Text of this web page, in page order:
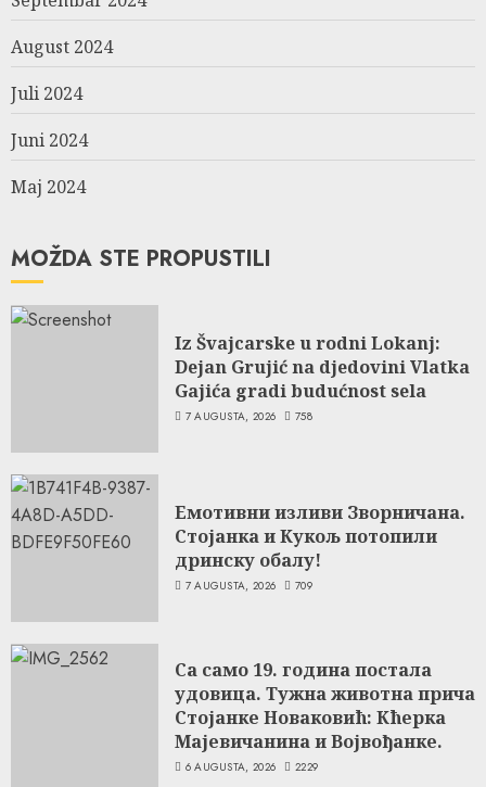
August 2024
Juli 2024
Juni 2024
Maj 2024
MOŽDA STE PROPUSTILI
Iz Švajcarske u rodni Lokanj:
Dejan Grujić na djedovini Vlatka
Gajića gradi budućnost sela
7 AUGUSTA, 2026 758
Емотивни изливи Зворничана.
Стојанка и Кукољ потопили
дринску обалу!
7 AUGUSTA, 2026 709
Са само 19. година постала
удовица. Тужна животна прича
Стојанке Новаковић: Кћерка
Мајевичанина и Војвођанке.
6 AUGUSTA, 2026 2229